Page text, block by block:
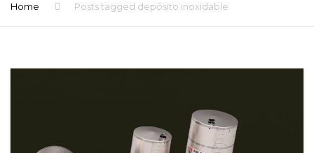
Home Posts tagged depósito inoxidable